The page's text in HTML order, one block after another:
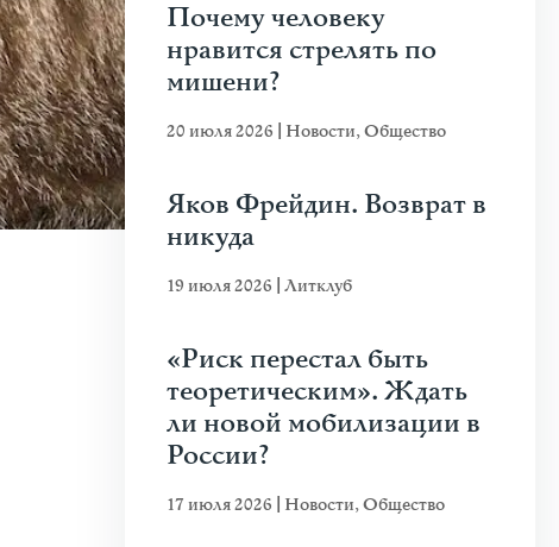
Почему человеку
нравится стрелять по
мишени?
20 июля 2026 Новости,Общество
Яков Фрейдин. Возврат в
никуда
19 июля 2026 Литклуб
«Риск перестал быть
теоретическим». Ждать
ли новой мобилизации в
России?
17 июля 2026 Новости,Общество